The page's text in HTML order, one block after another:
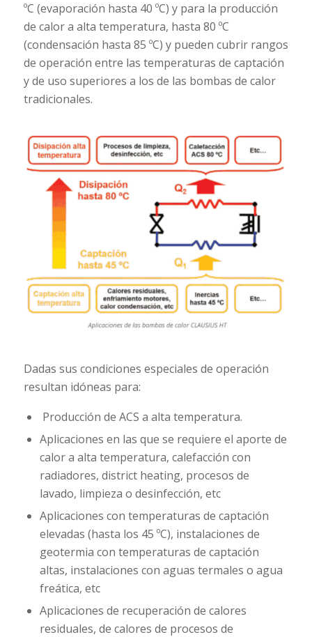
ºC (evaporación hasta 40 ºC) y para la producción
de calor a alta temperatura, hasta 80 ºC
(condensación hasta 85 ºC) y pueden cubrir rangos
de operación entre las temperaturas de captación
y de uso superiores a los de las bombas de calor
tradicionales.
Dadas sus condiciones especiales de operación
resultan idóneas para:
Producción de ACS a alta temperatura.
Aplicaciones en las que se requiere el aporte de
calor a alta temperatura, calefacción con
radiadores, district heating, procesos de
lavado, limpieza o desinfección, etc
Aplicaciones con temperaturas de captación
elevadas (hasta los 45 ºC), instalaciones de
geotermia con temperaturas de captación
altas, instalaciones con aguas termales o agua
freática, etc
Aplicaciones de recuperación de calores
residuales, de calores de procesos de